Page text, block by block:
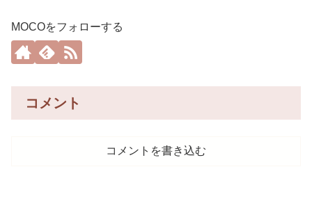
MOCOをフォローする
コメント
コメントを書き込む